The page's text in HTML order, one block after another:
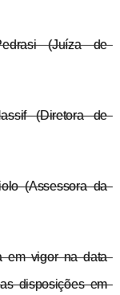
(Juíza de
(Diretora de
(Assessora da
em vigor na data
disposições em